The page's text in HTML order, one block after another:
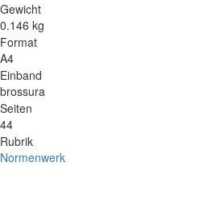
Gewicht
0.146 kg
Format
A4
Einband
brossura
Seiten
44
Rubrik
Normenwerk